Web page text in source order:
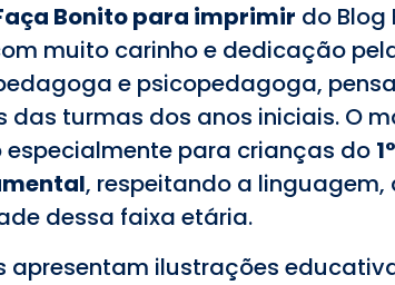
Bonito para imprimir do Blog
muito carinho e dedicação
e psicopedagoga,
das turmas dos anos iniciais. O
especialmente para crianças do
, respeitando a linguagem,
dessa faixa etária.
apresentam ilustrações